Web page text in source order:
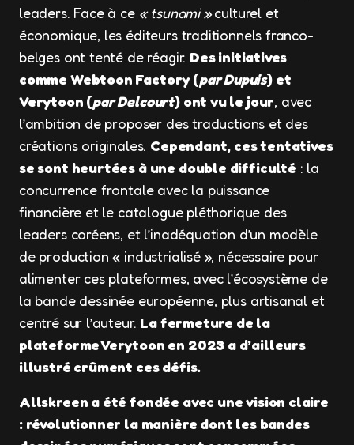
leaders. Face à ce « tsunami »culturel et
économique, les éditeurs traditionnels franco-
belges ont tenté de réagir. Des initiatives
comme Webtoon Factory (par Dupuis) et
Verytoon (par Delcourt) ont vu le jour, avec
l’ambition de proposer des traductions et des
créations originales. Cependant, ces tentatives
se sont heurtées à une double difficulté : la
concurrence frontale avec la puissance
financière et le catalogue pléthorique des
leaders coréens, et l’inadéquation d’un modèle
de production « industrialisé », nécessaire pour
alimenter ces plateformes, avec l’écosystème de
la bande dessinée européenne, plus artisanal et
centré sur l’auteur. La fermeture de la
plateforme Verytoon en 2023 a d’ailleurs
illustré crûment ces défis.
Allskreen a été fondée avec une vision claire
: révolutionner la manière dont les bandes